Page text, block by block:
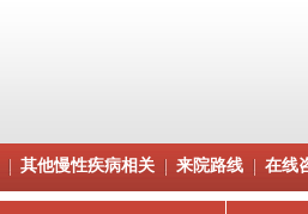
其他慢性疾病相关 来院路线 在线